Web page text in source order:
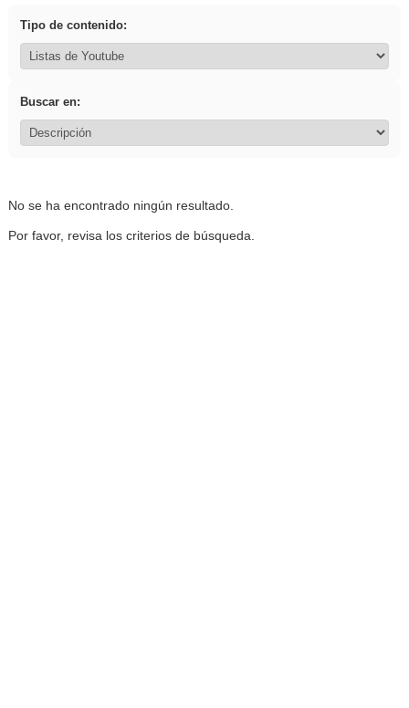
Tipo de contenido:
Buscar en:
No se ha encontrado ningún resultado.
Por favor, revisa los criterios de búsqueda.